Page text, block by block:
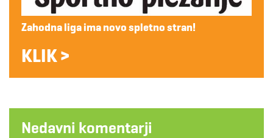
Zahodna liga ima novo spletno stran!
KLIK >
Nedavni komentarji